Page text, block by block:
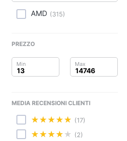
Arredo
Salute e igiene
Giocattoli
AMD (315)
PREZZO
MEDIA RECENSIONI CLIENTI
(17)
(2)